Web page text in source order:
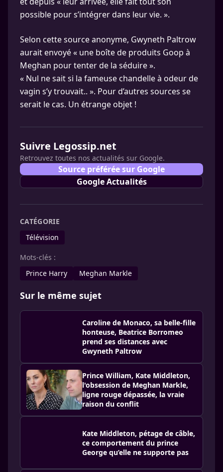
possible pour s’intégrer dans leur vie. ».
Selon cette source anonyme, Gwyneth Paltrow
aurait envoyé « une boîte de produits Goop à
Meghan pour tenter de la séduire ».
« Nul ne sait si la fameuse chandelle à odeur de
vagin s’y trouvait.. ». Pour d’autres sources se
serait le cas. Un étrange objet !
Suivre Legossip.net
Retrouvez toutes nos actualités sur Google.
Source préférée sur Google
Google Actualités
CATÉGORIE
Télévision
Mots-clés :
Prince Harry
Meghan Markle
Sur le même sujet
Caroline de Monaco, sa belle-fille
honteuse, Beatrice Borromeo
prend ses distances avec
Gwyneth Paltrow
Prince William, Kate Middleton,
l'obsession de Meghan Markle,
ligne rouge dépassée, la vraie
raison du conflit
Kate Middleton, pétage de câble,
ce comportement du prince
George qu’elle ne supporte pas